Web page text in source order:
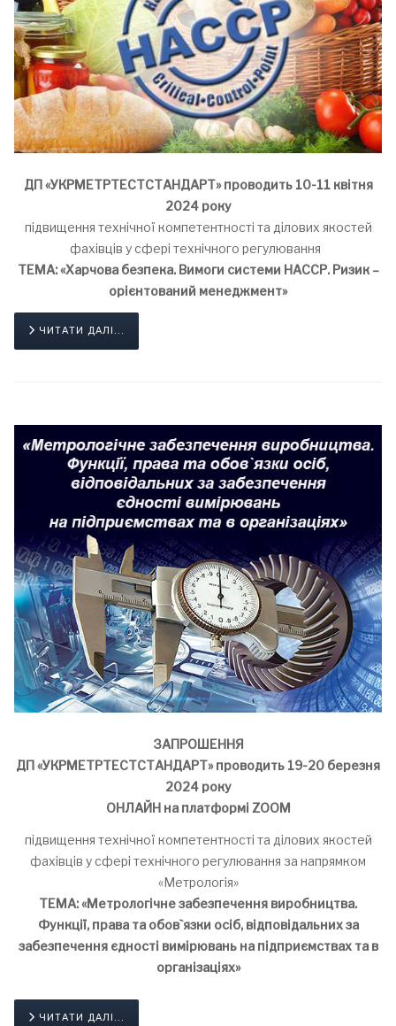
ДП «УКРМЕТРТЕСТСТАНДАРТ» проводить 10-11 квітня
2024 року
підвищення технічної компетентності та ділових якостей
фахівців у сфері технічного регулювання
ТЕМА: «Харчова безпека. Вимоги системи НАССР. Ризик –
орієнтований менеджмент»
ЧИТАТИ ДАЛІ...
ЗАПРОШЕННЯ
ДП «УКРМЕТРТЕСТСТАНДАРТ» проводить 19-20 березня
2024 року
ОНЛАЙН на платформі ZOOM
підвищення технічної компетентності та ділових якостей
фахівців у сфері технічного регулювання за напрямком
«Метрологія»
ТЕМА: «Метрологічне забезпечення виробництва.
Функції, права та обов`язки осіб, відповідальних за
забезпечення єдності вимірювань на підприємствах та в
організаціях»
ЧИТАТИ ДАЛІ...